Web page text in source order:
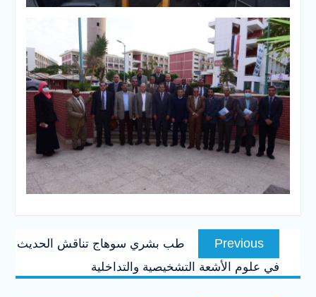
تصفّح
المقالاتPrevious
Previous
post:
طب بشري سوهاج تناقش الحديث
في علوم الأشعة التشخيصية والتداخلية